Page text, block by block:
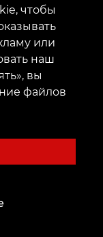
г.
чтобы
или
наш
вы
файлов